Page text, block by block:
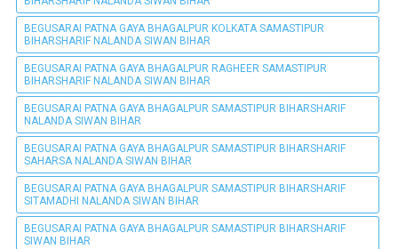
BEGUSARAI PATNA GAYA BHAGALPUR KOLKATA SAMASTIPUR
BIHARSHARIF NALANDA SIWAN BIHAR
BEGUSARAI PATNA GAYA BHAGALPUR RAGHEER SAMASTIPUR
BIHARSHARIF NALANDA SIWAN BIHAR
BEGUSARAI PATNA GAYA BHAGALPUR SAMASTIPUR BIHARSHARIF
NALANDA SIWAN BIHAR
BEGUSARAI PATNA GAYA BHAGALPUR SAMASTIPUR BIHARSHARIF
SAHARSA NALANDA SIWAN BIHAR
BEGUSARAI PATNA GAYA BHAGALPUR SAMASTIPUR BIHARSHARIF
SITAMADHI NALANDA SIWAN BIHAR
BEGUSARAI PATNA GAYA BHAGALPUR SAMASTIPUR BIHARSHARIF
SIWAN BIHAR